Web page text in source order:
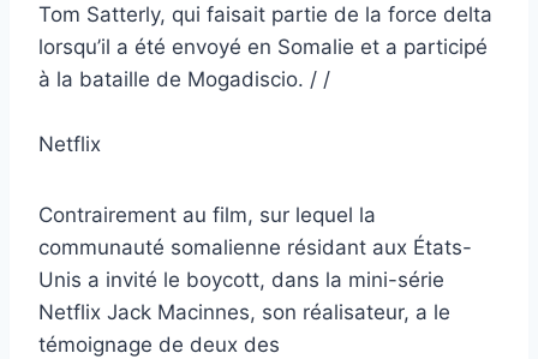
Tom Satterly, qui faisait partie de la force delta
lorsqu’il a été envoyé en Somalie et a participé
à la bataille de Mogadiscio. / /
Netflix
Contrairement au film, sur lequel la
communauté somalienne résidant aux États-
Unis a invité le boycott, dans la mini-série
Netflix Jack Macinnes, son réalisateur, a le
témoignage de deux des